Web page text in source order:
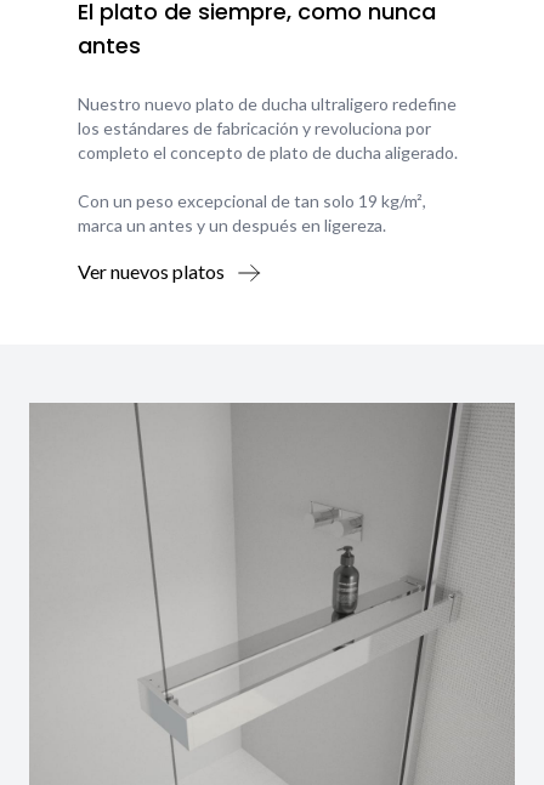
El plato de siempre, como nunca
antes
Nuestro nuevo plato de ducha ultraligero redefine
los estándares de fabricación y revoluciona por
completo el concepto de plato de ducha aligerado.
Con un peso excepcional de tan solo 19 kg/m²,
marca un antes y un después en ligereza.
Ver nuevos platos